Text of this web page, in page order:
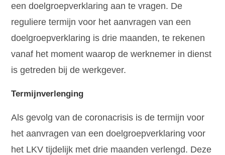
een doelgroepverklaring aan te vragen. De
reguliere termijn voor het aanvragen van een
doelgroepverklaring is drie maanden, te rekenen
vanaf het moment waarop de werknemer in dienst
is getreden bij de werkgever.
Termijnverlenging
Als gevolg van de coronacrisis is de termijn voor
het aanvragen van een doelgroepverklaring voor
het LKV tijdelijk met drie maanden verlengd. Deze